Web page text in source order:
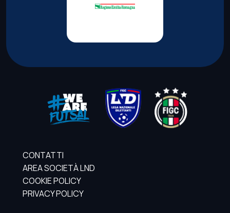
CONTATTI
AREA SOCIETÀ LND
COOKIE POLICY
PRIVACY POLICY